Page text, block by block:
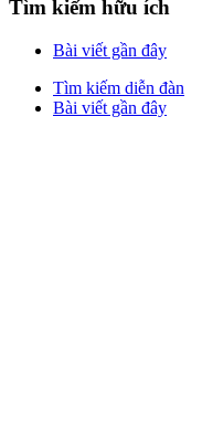
Tìm kiếm hữu ích
Bài viết gần đây
Tìm kiếm diễn đàn
Bài viết gần đây